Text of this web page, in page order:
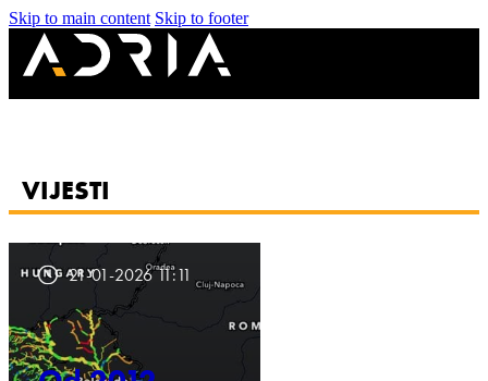
Skip to main content Skip to footer
VIJESTI
21-01-2026 11:11